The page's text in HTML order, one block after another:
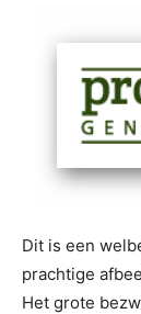
Dit is een
prachtige
Het grote